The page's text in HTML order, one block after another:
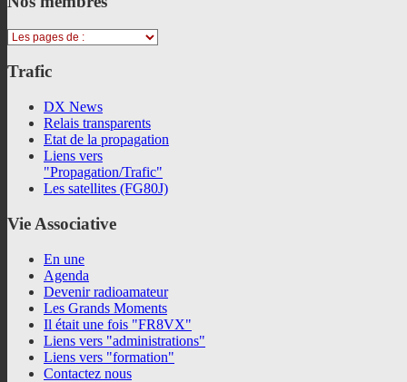
Trafic
DX News
Relais transparents
Etat de la propagation
Liens vers
"Propagation/Trafic"
Les satellites (FG80J)
Vie Associative
En une
Agenda
Devenir radioamateur
Les Grands Moments
Il était une fois "FR8VX"
Liens vers "administrations"
Liens vers "formation"
Contactez nous